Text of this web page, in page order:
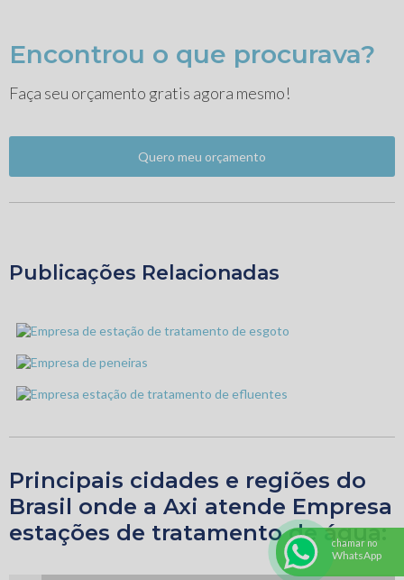
Encontrou o que procurava?
Faça seu orçamento gratis agora mesmo!
Quero meu orçamento
Publicações Relacionadas
Principais cidades e regiões do
Brasil onde a Axi atende Empresa
estações de tratamento de água:
chamar no
WhatsApp